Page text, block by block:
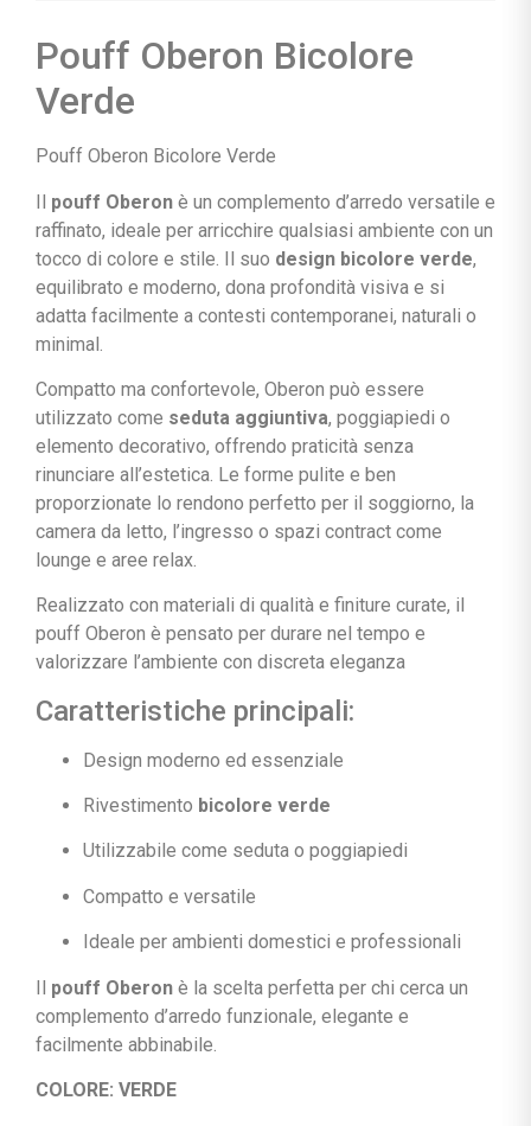
Pouff Oberon Bicolore
Verde
Pouff Oberon Bicolore Verde
Il pouff Oberon è un complemento d’arredo versatile e
raffinato, ideale per arricchire qualsiasi ambiente con un
tocco di colore e stile. Il suo design bicolore verde,
equilibrato e moderno, dona profondità visiva e si
adatta facilmente a contesti contemporanei, naturali o
minimal.
Compatto ma confortevole, Oberon può essere
utilizzato come seduta aggiuntiva, poggiapiedi o
elemento decorativo, offrendo praticità senza
rinunciare all’estetica. Le forme pulite e ben
proporzionate lo rendono perfetto per il soggiorno, la
camera da letto, l’ingresso o spazi contract come
lounge e aree relax.
Realizzato con materiali di qualità e finiture curate, il
pouff Oberon è pensato per durare nel tempo e
valorizzare l’ambiente con discreta eleganza
Caratteristiche principali:
Design moderno ed essenziale
Rivestimento bicolore verde
Utilizzabile come seduta o poggiapiedi
Compatto e versatile
Ideale per ambienti domestici e professionali
Il pouff Oberon è la scelta perfetta per chi cerca un
complemento d’arredo funzionale, elegante e
facilmente abbinabile.
COLORE: VERDE